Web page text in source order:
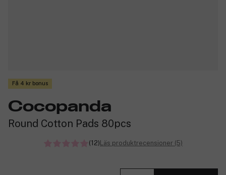
Få 4 kr bonus
Cocopanda
Round Cotton Pads 80pcs
(12)Läs produktrecensioner (5)